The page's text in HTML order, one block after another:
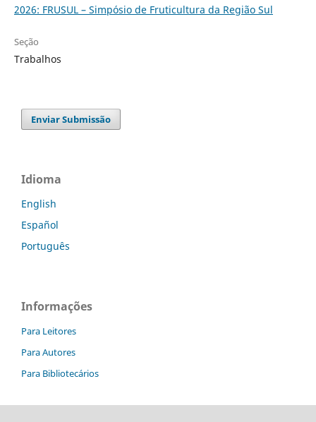
2026: FRUSUL – Simpósio de Fruticultura da Região Sul
Seção
Trabalhos
Enviar Submissão
Idioma
English
Español
Português
Informações
Para Leitores
Para Autores
Para Bibliotecários